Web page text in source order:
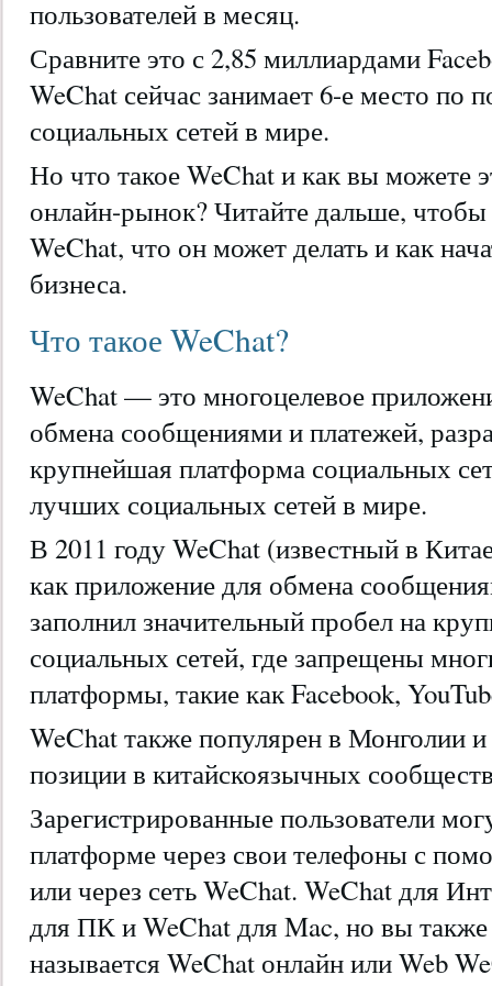
пользователей в месяц.
Сравните это с 2,85 миллиардами
WeChat сейчас занимает 6-е место по
социальных сетей в мире.
Но что такое WeChat и как вы можете
онлайн-рынок? Читайте дальше, чтобы
WeChat, что он может делать и как
бизнеса.
Что такое WeChat?
WeChat — это многоцелевое
обмена сообщениями и платежей,
крупнейшая платформа социальных
лучших социальных сетей в мире.
В 2011 году WeChat (известный в
как приложение для обмена
заполнил значительный пробел на
социальных сетей, где запрещены
платформы, такие как Facebook,
WeChat также популярен в Монголии и
позиции в китайскоязычных
Зарегистрированные пользователи
платформе через свои телефоны с
или через сеть WeChat. WeChat для
для ПК и WeChat для Mac, но вы
называется WeChat онлайн или Web